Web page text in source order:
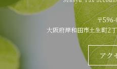
〒
大阪府岸和田市土生町2
アク